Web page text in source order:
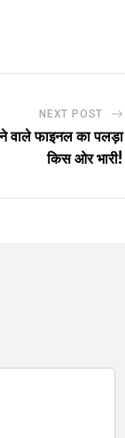
NEXT POST
वाले फाइनल का पलड़ा
किस ओर भारी!